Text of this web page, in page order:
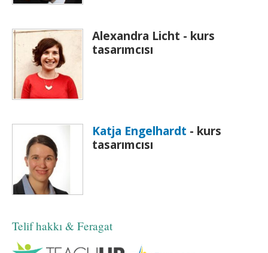
Alexandra Licht - kurs
tasarımcısı
Katja Engelhardt - kurs
tasarımcısı
Telif hakkı & Feragat